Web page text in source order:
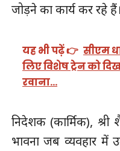
जोड़ने का कार्य कर रहे
यह भी पढ़ें 👉 सीएम
लिए विशेष ट्रेन को
रवाना…
निदेशक (कार्मिक), श्री
भावना जब व्यवहार में